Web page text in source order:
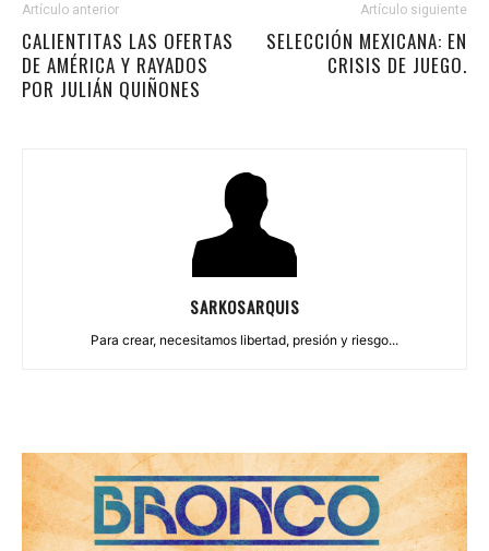
Artículo anterior
CALIENTITAS LAS OFERTAS
DE AMÉRICA Y RAYADOS
POR JULIÁN QUIÑONES
Artículo siguiente
SELECCIÓN MEXICANA: EN
CRISIS DE JUEGO.
SARKOSARQUIS
Para crear, necesitamos libertad, presión y riesgo...